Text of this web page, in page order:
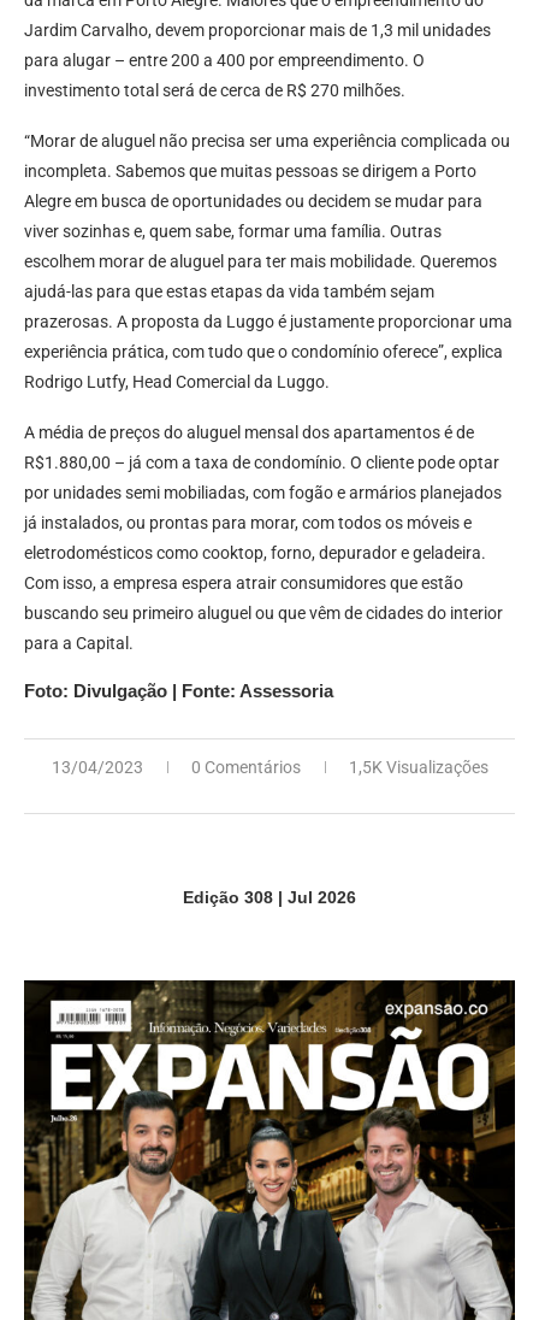
Jardim Carvalho, devem proporcionar mais de 1,3 mil unidades
para alugar – entre 200 a 400 por empreendimento. O
investimento total será de cerca de R$ 270 milhões.
“Morar de aluguel não precisa ser uma experiência complicada ou
incompleta. Sabemos que muitas pessoas se dirigem a Porto
Alegre em busca de oportunidades ou decidem se mudar para
viver sozinhas e, quem sabe, formar uma família. Outras
escolhem morar de aluguel para ter mais mobilidade. Queremos
ajudá-las para que estas etapas da vida também sejam
prazerosas. A proposta da Luggo é justamente proporcionar uma
experiência prática, com tudo que o condomínio oferece”, explica
Rodrigo Lutfy, Head Comercial da Luggo.
A média de preços do aluguel mensal dos apartamentos é de
R$1.880,00 – já com a taxa de condomínio. O cliente pode optar
por unidades semi mobiliadas, com fogão e armários planejados
já instalados, ou prontas para morar, com todos os móveis e
eletrodomésticos como cooktop, forno, depurador e geladeira.
Com isso, a empresa espera atrair consumidores que estão
buscando seu primeiro aluguel ou que vêm de cidades do interior
para a Capital.
Foto: Divulgação | Fonte: Assessoria
13/04/2023 0 Comentários 1,5K Visualizações
Edição 308 | Jul 2026